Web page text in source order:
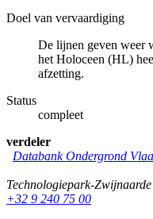
Doel van vervaardiging
De lijnen geven weer
het Holoceen (HL)
afzetting.
Status
compleet
verdeler
Databank Ondergrond
Technologiepark-
+32 9 240 75 00